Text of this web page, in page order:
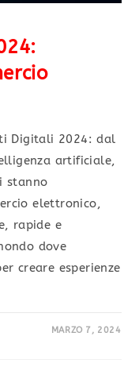
Digitali 2024: dal
artificiale,
stanno
elettronico,
rapide e
dove
creare esperienze
MARZO 7, 2024